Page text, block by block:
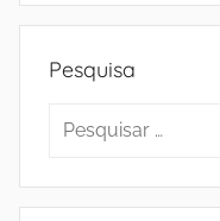
Pesquisa
Pesquisar